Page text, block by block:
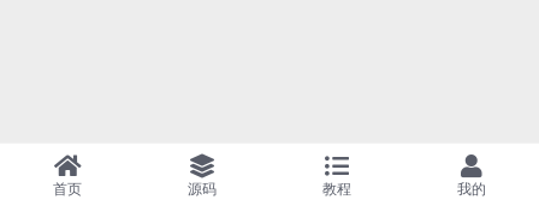
首页 源码 教程 我的